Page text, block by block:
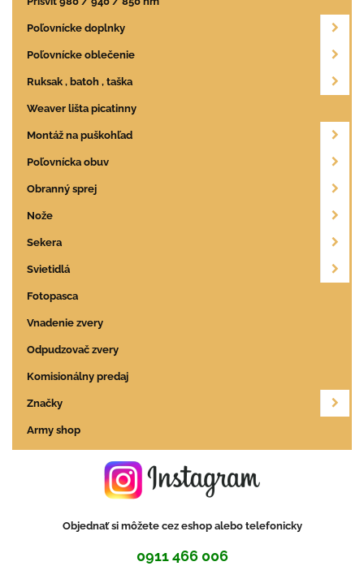
Poľovnícke doplnky
Poľovnícke oblečenie
Ruksak , batoh , taška
Weaver lišta picatinny
Montáž na puškohľad
Poľovnícka obuv
Obranný sprej
Nože
Sekera
Svietidlá
Fotopasca
Vnadenie zvery
Odpudzovač zvery
Komisionálny predaj
Značky
Army shop
Objednať si môžete cez eshop alebo telefonicky
0911 466 006